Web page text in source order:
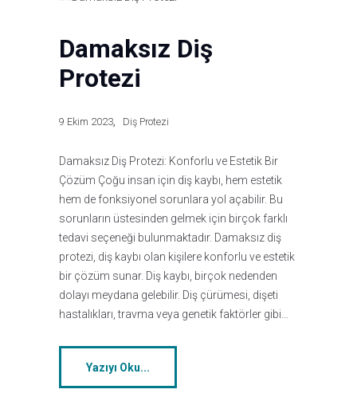
Damaksız Diş
Protezi
9 Ekim 2023 Diş Protezi
Damaksız Diş Protezi: Konforlu ve Estetik Bir
Çözüm Çoğu insan için diş kaybı, hem estetik
hem de fonksiyonel sorunlara yol açabilir. Bu
sorunların üstesinden gelmek için birçok farklı
tedavi seçeneği bulunmaktadır. Damaksız diş
protezi, diş kaybı olan kişilere konforlu ve estetik
bir çözüm sunar. Diş kaybı, birçok nedenden
dolayı meydana gelebilir. Diş çürümesi, dişeti
hastalıkları, travma veya genetik faktörler gibi…
Yazıyı Oku...